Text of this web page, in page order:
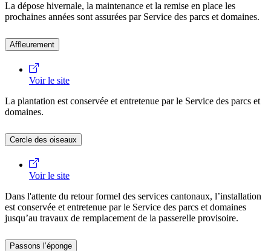
La dépose hivernale, la maintenance et la remise en place les
prochaines années sont assurées par Service des parcs et domaines.
Affleurement
Voir le site
La plantation est conservée et entretenue par le Service des parcs et
domaines.
Cercle des oiseaux
Voir le site
Dans l'attente du retour formel des services cantonaux, l’installation
est conservée et entretenue par le Service des parcs et domaines
jusqu’au travaux de remplacement de la passerelle provisoire.
Passons l’éponge